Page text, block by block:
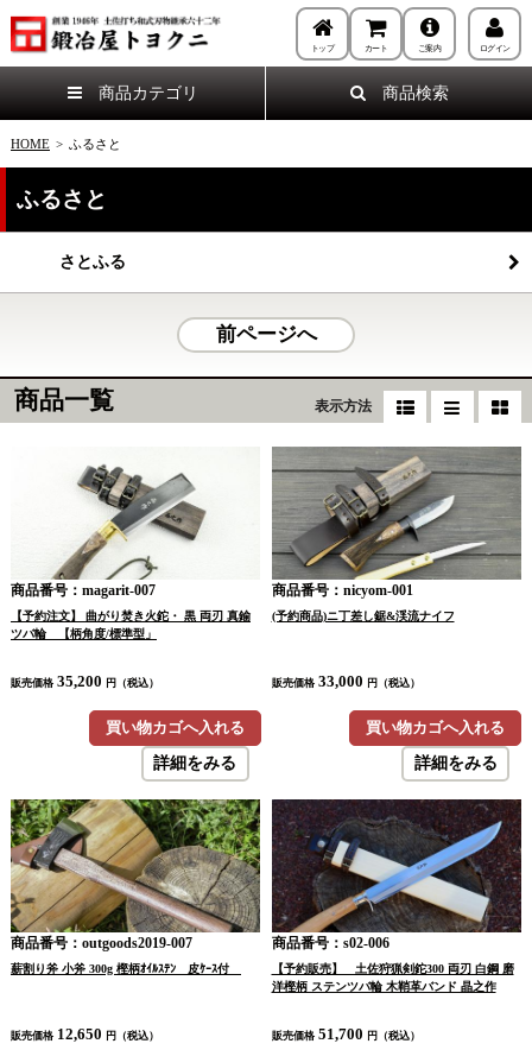
トップ カート ご案内 ログイン
商品カテゴリ 商品検索
HOME > ふるさと
ふるさと
さとふる
前ページへ
商品一覧 表示方法
商品番号：magarit-007
【予約注文】 曲がり焚き火鉈・ 黒 両刃 真鍮
ツバ輪 【柄角度/標準型」
販売価格 35,200 円（税込）
買い物カゴへ入れる
詳細をみる
商品番号：nicyom-001
(予約商品)ニ丁差し鋸&渓流ナイフ
販売価格 33,000 円（税込）
買い物カゴへ入れる
詳細をみる
商品番号：outgoods2019-007
薪割り斧 小斧 300g 樫柄ｵｲﾙｽﾃﾝ 皮ｹｰｽ付
販売価格 12,650 円（税込）
商品番号：s02-006
【予約販売】 土佐狩猟剣鉈300 両刃 白鋼 磨
洋樫柄 ステンツバ輪 木鞘革バンド 晶之作
販売価格 51,700 円（税込）